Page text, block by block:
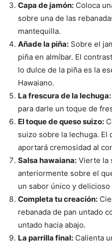
Capa de jamón: Coloca
sobre una de las
mantequilla.
Añade la piña: Sobre el
piña en almíbar. El
lo dulce de la piña es la
Hawaiano.
La frescura de la lechuga:
para darle un toque de
El toque de queso suizo:
suizo sobre la lechuga.
aportará cremosidad al
Salsa hawaiana: Vierte la
anteriormente sobre el
un sabor único y delicioso
Completa tu creación:
rebanada de pan untado
untado hacia abajo.
La parrilla final: Calienta